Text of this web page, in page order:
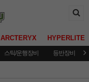
ARCTERYX HYPERLITE
스틱/운행장비 등반장비